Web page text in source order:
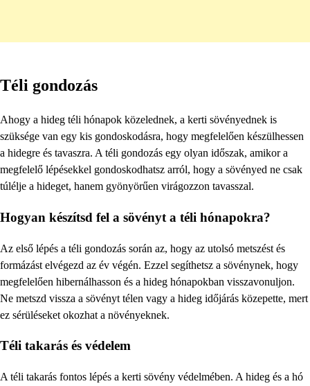
Téli gondozás
Ahogy a hideg téli hónapok közelednek, a kerti sövényednek is
szüksége van egy kis gondoskodásra, hogy megfelelően készülhessen
a hidegre és tavaszra. A téli gondozás egy olyan időszak, amikor a
megfelelő lépésekkel gondoskodhatsz arról, hogy a sövényed ne csak
túlélje a hideget, hanem gyönyörűen virágozzon tavasszal.
Hogyan készítsd fel a sövényt a téli hónapokra?
Az első lépés a téli gondozás során az, hogy az utolsó metszést és
formázást elvégezd az év végén. Ezzel segíthetsz a sövénynek, hogy
megfelelően hibernálhasson és a hideg hónapokban visszavonuljon.
Ne metszd vissza a sövényt télen vagy a hideg időjárás közepette, mert
ez sérüléseket okozhat a növényeknek.
Téli takarás és védelem
A téli takarás fontos lépés a kerti sövény védelmében. A hideg és a hó